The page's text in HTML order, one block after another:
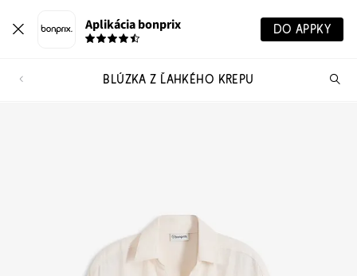
Aplikácia bonprix DO APPKY
BLÚZKA Z ĽAHKÉHO KREPU